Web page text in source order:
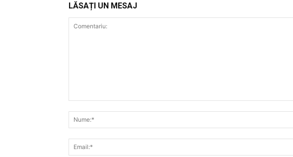
LĂSAȚI UN MESAJ